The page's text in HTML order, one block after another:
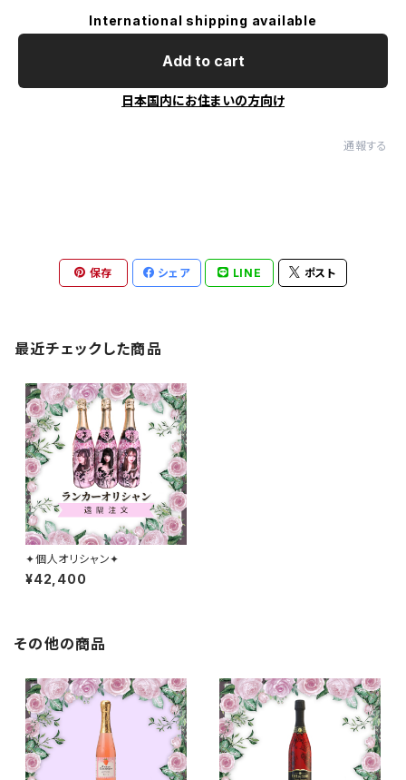
International shipping available
Add to cart
日本国内にお住まいの方向け
通報する
保存 シェア LINE ポスト
最近チェックした商品
✦個人オリシャン✦
¥42,400
その他の商品